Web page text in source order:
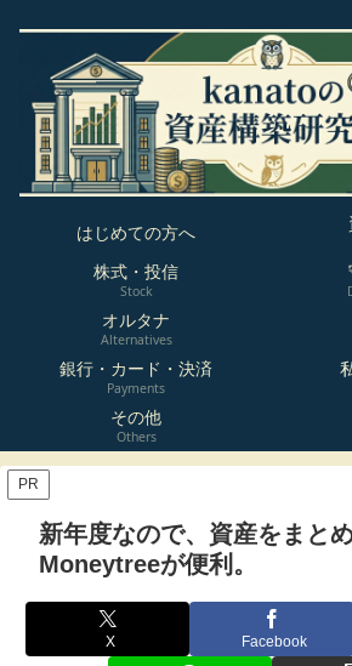
はじめての方へ
株式・投信
Stock
オルタナ
Alternatives
銀行・カード・決済
Payments
その他
Others
PR
新年度なので、資産をまとめ
Moneytreeが便利。
X Facebook